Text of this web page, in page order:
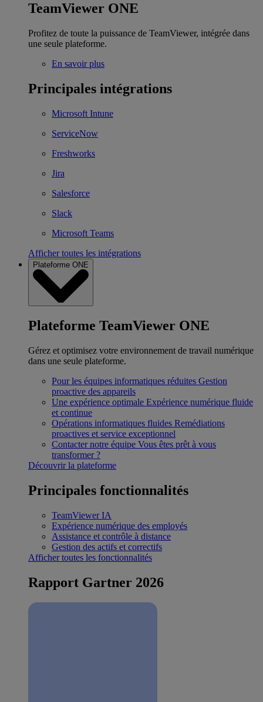
TeamViewer ONE
Profitez de toute la puissance de TeamViewer, intégrée dans
une seule plateforme.
En savoir plus
Principales intégrations
Microsoft Intune
ServiceNow
Freshworks
Jira
Salesforce
Slack
Microsoft Teams
Afficher toutes les intégrations
Plateforme ONE
Plateforme TeamViewer ONE
Gérez et optimisez votre environnement de travail numérique
dans une seule plateforme.
Pour les équipes informatiques réduites Gestion
proactive des appareils
Une expérience optimale Expérience numérique fluide
et continue
Opérations informatiques fluides Remédiations
proactives et service exceptionnel
Contacter notre équipe Vous êtes prêt à vous
transformer ?
Découvrir la plateforme
Principales fonctionnalités
TeamViewer IA
Expérience numérique des employés
Assistance et contrôle à distance
Gestion des actifs et correctifs
Afficher toutes les fonctionnalités
Rapport Gartner 2026